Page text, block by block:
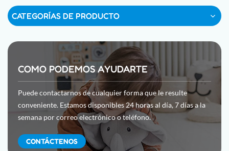
CATEGORÍAS DE PRODUCTO
COMO PODEMOS AYUDARTE
Puede contactarnos de cualquier forma que le resulte
conveniente. Estamos disponibles 24 horas al día, 7 días a la
semana por correo electrónico o teléfono.
CONTÁCTENOS